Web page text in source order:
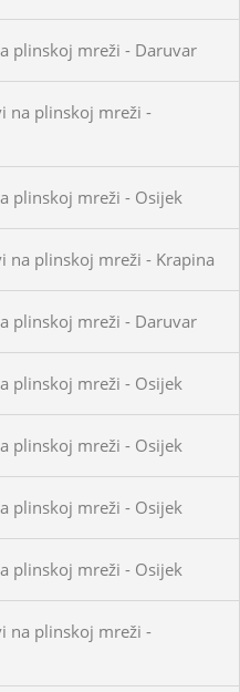
plinskoj mreži - Daruvar
na plinskoj mreži -
plinskoj mreži - Osijek
na plinskoj mreži - Krapina
plinskoj mreži - Daruvar
plinskoj mreži - Osijek
plinskoj mreži - Osijek
plinskoj mreži - Osijek
plinskoj mreži - Osijek
na plinskoj mreži -